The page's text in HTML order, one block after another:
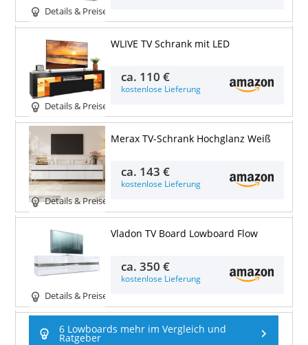
Details & Preise
Details & Preise
WLIVE TV Schrank mit LED
ca. 110 €
kostenlose Lieferung
Details & Preise
Merax TV-Schrank Hochglanz Weiß
ca. 143 €
kostenlose Lieferung
Details & Preise
Vladon TV Board Lowboard Flow
ca.350 €
kostenlose Lieferung
6 Lowboards mehr im Vergleich und
Ratgeber